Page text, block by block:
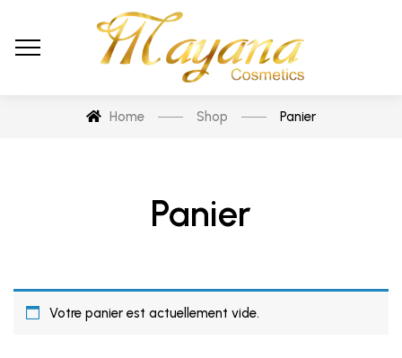
Home Shop Panier
Panier
Votre panier est actuellement vide.